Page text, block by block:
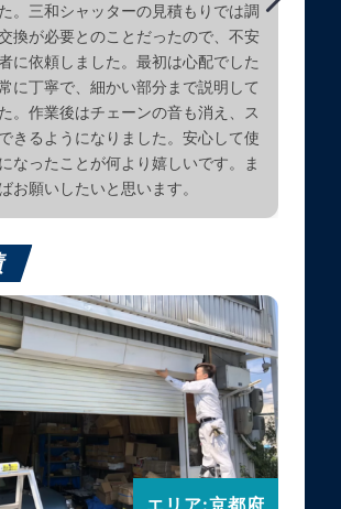
。三和シャッターの見積もりでは調
換が必要とのことだったので、不安
に依頼しました。最初は心配でした
に丁寧で、細かい部分まで説明して
。作業後はチェーンの音も消え、ス
きるようになりました。安心して使
なったことが何より嬉しいです。ま
お願いしたいと思います。